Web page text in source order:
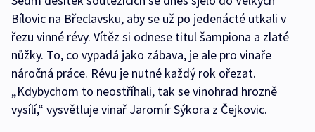
Bílovic na Břeclavsku, aby se už po jedenácté utkali v
řezu vinné révy. Vítěz si odnese titul šampiona a zlaté
nůžky. To, co vypadá jako zábava, je ale pro vinaře
náročná práce. Révu je nutné každý rok ořezat.
„Kdybychom to neostříhali, tak se vinohrad hrozně
vysílí,“ vysvětluje vinař Jaromír Sýkora z Čejkovic.